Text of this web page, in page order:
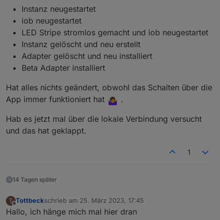
Instanz neugestartet
iob neugestartet
LED Stripe stromlos gemacht und iob neugestartet
Instanz gelöscht und neu erstellt
Adapter gelöscht und neu installiert
Beta Adapter installiert
Hat alles nichts geändert, obwohl das Schalten über die
App immer funktioniert hat
.
Hab es jetzt mal über die lokale Verbindung versucht
und das hat geklappt.
1
14 Tagen später
T
Offline
Tottbeckschrieb am 25. März 2023, 17:45
zuletzt editiert von
Hallo, ich hänge mich mal hier dran